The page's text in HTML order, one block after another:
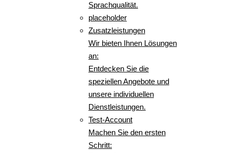
Sprachqualität.
placeholder
Zusatzleistungen
Wir bieten Ihnen Lösungen
an:
Entdecken Sie die
speziellen Angebote und
unsere individuellen
Dienstleistungen.
Test-Account
Machen Sie den ersten
Schritt: